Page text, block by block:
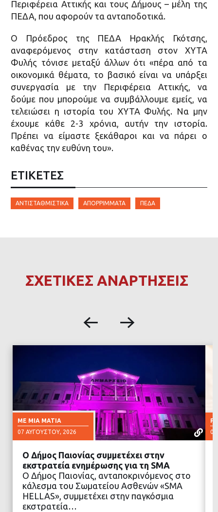
Περιφέρεια Αττικής και τους Δήμους – μέλη της
ΠΕΔΑ, που αφορούν τα ανταποδοτικά.
Ο Πρόεδρος της ΠΕΔΑ Ηρακλής Γκότσης,
αναφερόμενος στην κατάσταση στον ΧΥΤΑ
Φυλής τόνισε μεταξύ άλλων ότι «πέρα από τα
οικονομικά θέματα, το βασικό είναι να υπάρξει
συνεργασία με την Περιφέρεια Αττικής, να
δούμε που μπορούμε να συμβάλλουμε εμείς, να
τελειώσει η ιστορία του ΧΥΤΑ Φυλής. Να μην
έχουμε κάθε 2-3 χρόνια, αυτήν την ιστορία.
Πρέπει να είμαστε ξεκάθαροι και να πάρει ο
καθένας την ευθύνη του».
ΕΤΙΚΈΤΕΣ
ΑΝΤΙΣΤΑΘΜΙΣΤΙΚΆ ΑΠΟΡΡΊΜΜΑΤΑ ΠΕΔΑ
ΣΧΕΤΙΚΕΣ ΑΝΑΡΤΗΣΕΙΣ
ΜΕ ΜΙΑ ΜΑΤΙΆ
07 ΑΥΓΟΎΣΤΟΥ, 2026
ΔΙΑΒΑΣΤΕ ΠΕΡΙΣΣΟΤΕΡΑ
Ο Δήμος Παιονίας συμμετέχει στην
εκστρατεία ενημέρωσης για τη SMA
Ο Δήμος Παιονίας, ανταποκρινόμενος στο
κάλεσμα του Σωματείου Ασθενών «SMA
HELLAS», συμμετέχει στην παγκόσμια
εκστρατεία…